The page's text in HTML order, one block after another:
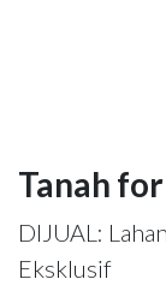
Tanah
DIJUAL:
Eksklusif